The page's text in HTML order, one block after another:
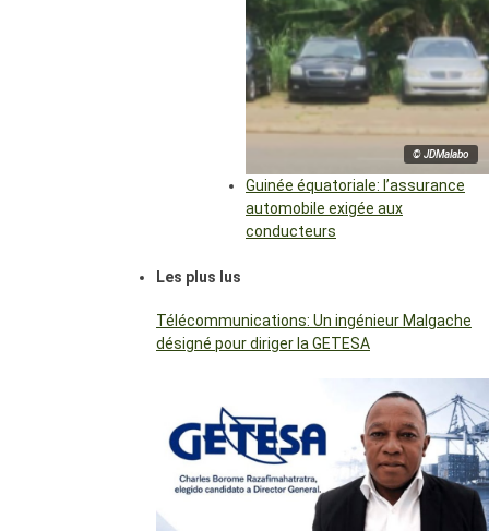
© JDMalabo
Guinée équatoriale: l’assurance
automobile exigée aux
conducteurs
Les plus lus
Télécommunications: Un ingénieur Malgache
désigné pour diriger la GETESA